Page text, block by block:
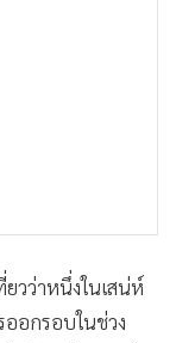
ยวว่าหนึ่งในเสน่ห์
อกรอบในช่วง